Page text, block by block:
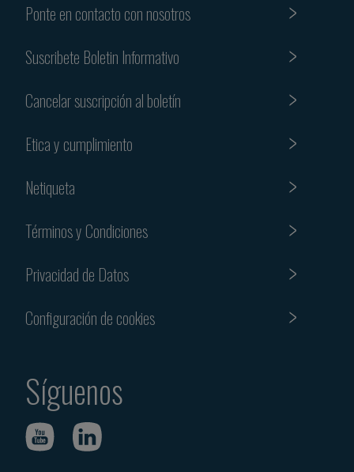
Ponte en contacto con nosotros
Suscribete Boletin Informativo
Cancelar suscripción al boletín
Etica y cumplimiento
Netiqueta
Términos y Condiciones
Privacidad de Datos
Configuración de cookies
Síguenos